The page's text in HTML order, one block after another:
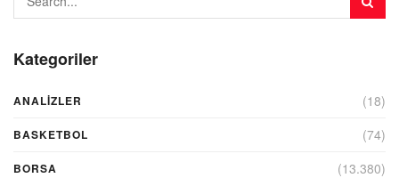
Kategoriler
ANALIZLER (18)
BASKETBOL (74)
BORSA (13.380)